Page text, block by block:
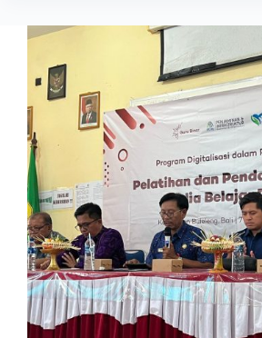
Binar
Beasiswa
untuk
50
Guru
di
Kota
Batu